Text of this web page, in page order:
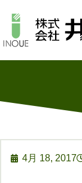
4月 18, 2017